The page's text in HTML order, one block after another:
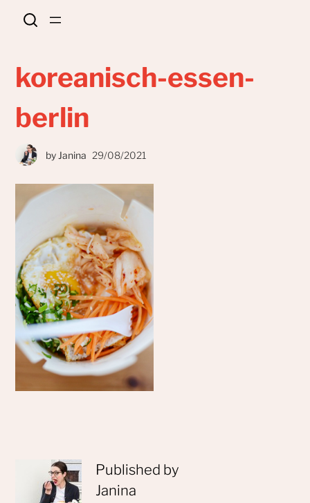
koreanisch-essen-
berlin
by Janina 29/08/2021
Published by
Janina